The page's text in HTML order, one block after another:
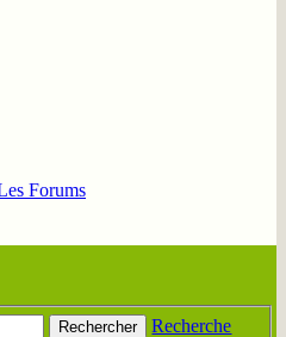
Forums
Rechercher
Recherche